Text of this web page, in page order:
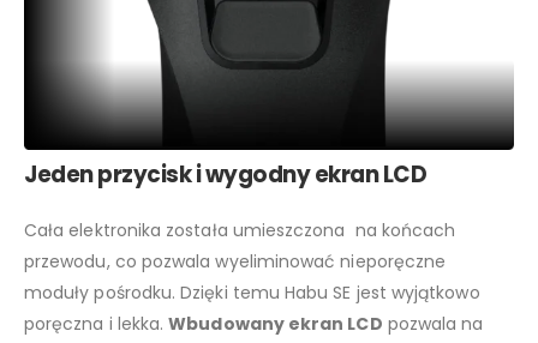
Jeden przycisk i wygodny ekran LCD
Cała elektronika została umieszczona na końcach
przewodu, co pozwala wyeliminować nieporęczne
moduły pośrodku. Dzięki temu Habu SE jest wyjątkowo
poręczna i lekka.Wbudowany ekran LCD pozwala na